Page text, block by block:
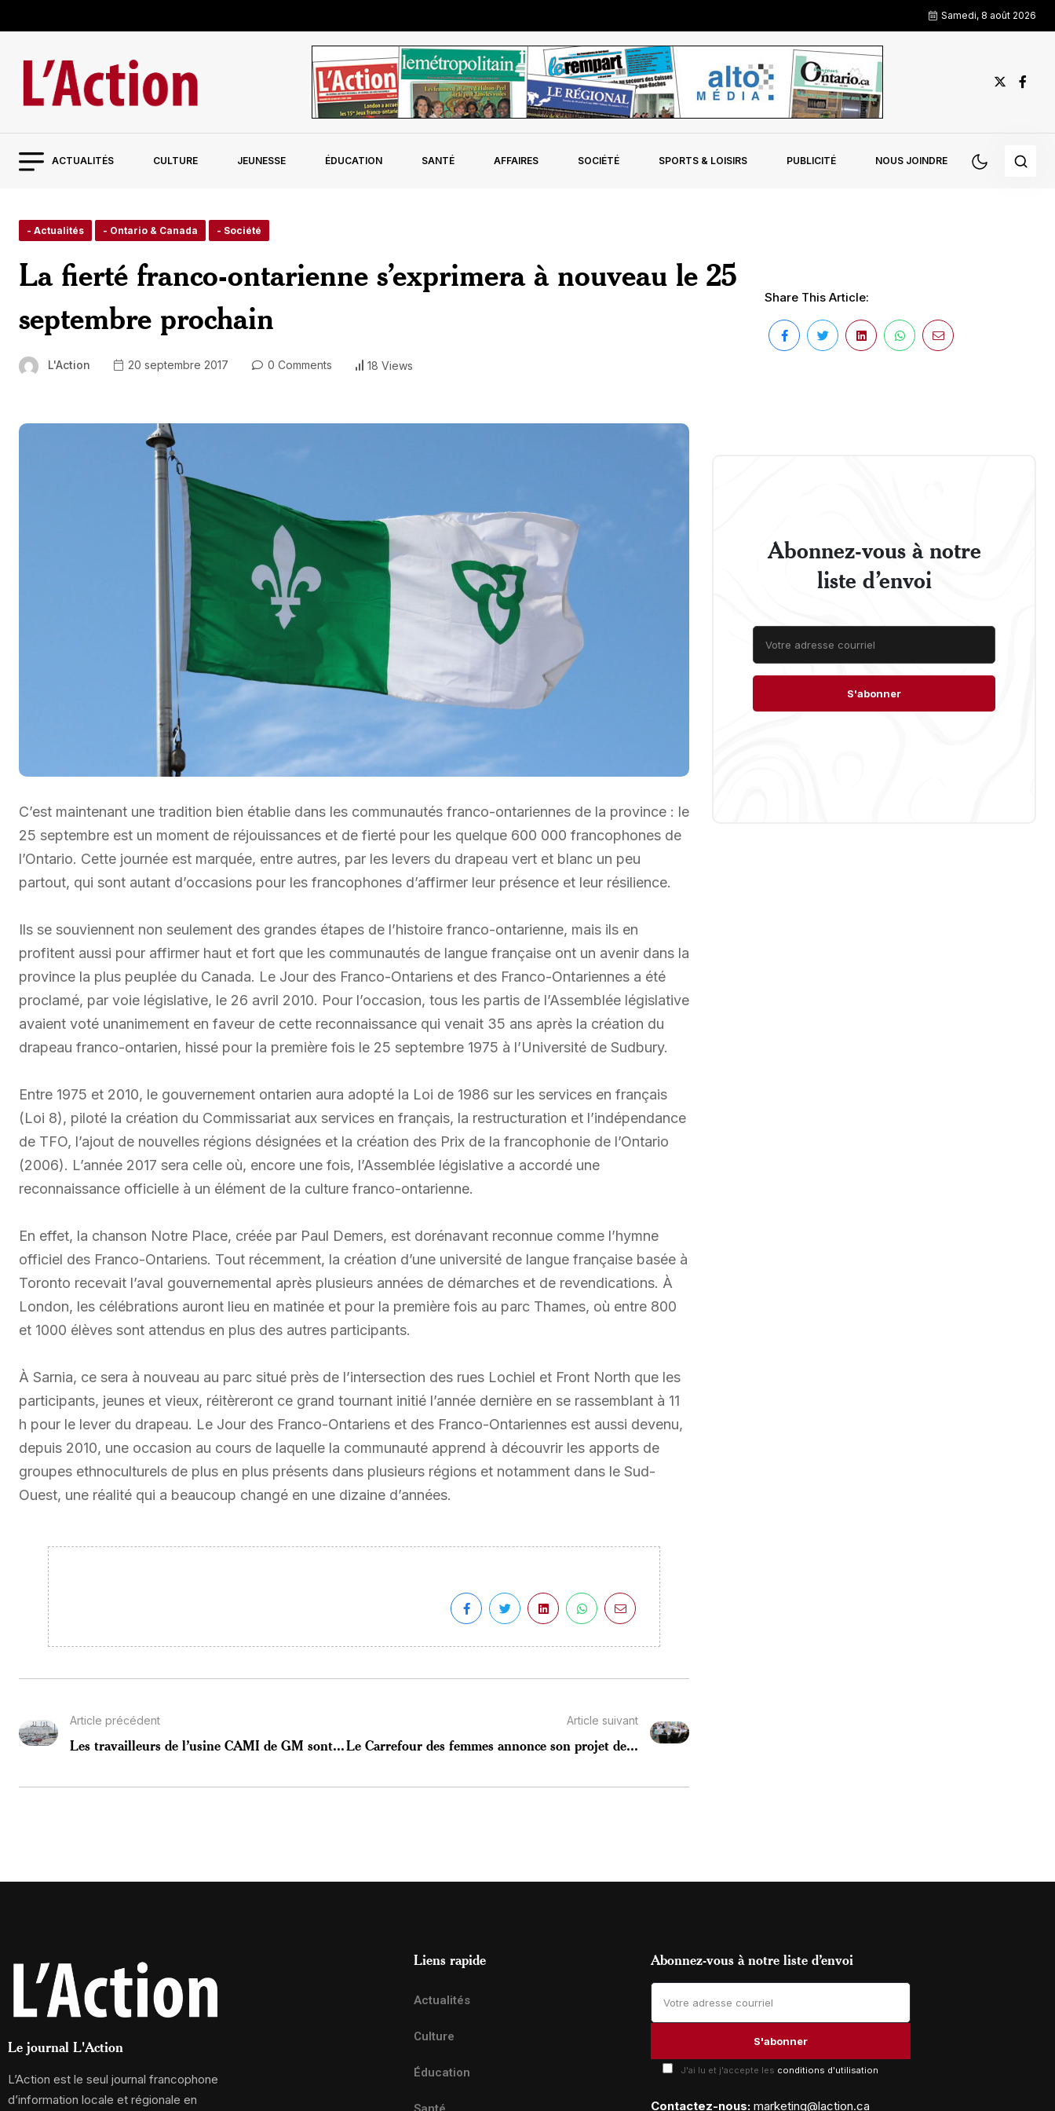
Samedi, 8 août 2026
ACTUALITÉS CULTURE JEUNESSE ÉDUCATION SANTÉ AFFAIRES SOCIÉTÉ SPORTS & LOISIRS PUBLICITÉ NOUS JOINDRE
- Actualités - Ontario & Canada - Société
La fierté franco-ontarienne s’exprimera à nouveau le 25
septembre prochain
L'Action 20 septembre 2017 0 Comments 18 Views
Share This Article:
C’est maintenant une tradition bien établie dans les communautés franco-ontariennes de la province : le
25 septembre est un moment de réjouissances et de fierté pour les quelque 600 000 francophones de
l’Ontario. Cette journée est marquée, entre autres, par les levers du drapeau vert et blanc un peu
partout, qui sont autant d’occasions pour les francophones d’affirmer leur présence et leur résilience.
Ils se souviennent non seulement des grandes étapes de l’histoire franco-ontarienne, mais ils en
profitent aussi pour affirmer haut et fort que les communautés de langue française ont un avenir dans la
province la plus peuplée du Canada. Le Jour des Franco-Ontariens et des Franco-Ontariennes a été
proclamé, par voie législative, le 26 avril 2010. Pour l’occasion, tous les partis de l’Assemblée législative
avaient voté unanimement en faveur de cette reconnaissance qui venait 35 ans après la création du
drapeau franco-ontarien, hissé pour la première fois le 25 septembre 1975 à l’Université de Sudbury.
Entre 1975 et 2010, le gouvernement ontarien aura adopté la Loi de 1986 sur les services en français
(Loi 8), piloté la création du Commissariat aux services en français, la restructuration et l’indépendance
de TFO, l’ajout de nouvelles régions désignées et la création des Prix de la francophonie de l’Ontario
(2006). L’année 2017 sera celle où, encore une fois, l’Assemblée législative a accordé une
reconnaissance officielle à un élément de la culture franco-ontarienne.
En effet, la chanson Notre Place, créée par Paul Demers, est dorénavant reconnue comme l’hymne
officiel des Franco-Ontariens. Tout récemment, la création d’une université de langue française basée à
Toronto recevait l’aval gouvernemental après plusieurs années de démarches et de revendications. À
London, les célébrations auront lieu en matinée et pour la première fois au parc Thames, où entre 800
et 1000 élèves sont attendus en plus des autres participants.
À Sarnia, ce sera à nouveau au parc situé près de l’intersection des rues Lochiel et Front North que les
participants, jeunes et vieux, réitèreront ce grand tournant initié l’année dernière en se rassemblant à 11
h pour le lever du drapeau. Le Jour des Franco-Ontariens et des Franco-Ontariennes est aussi devenu,
depuis 2010, une occasion au cours de laquelle la communauté apprend à découvrir les apports de
groupes ethnoculturels de plus en plus présents dans plusieurs régions et notamment dans le Sud-
Ouest, une réalité qui a beaucoup changé en une dizaine d’années.
Article précédent
Les travailleurs de l’usine CAMI de GM sont...
Article suivant
Le Carrefour des femmes annonce son projet de...
Abonnez-vous à notre
liste d’envoi
Le journal L'Action
L’Action est le seul journal francophone
d’information locale et régionale en
Liens rapide
Actualités
Culture
Éducation
Abonnez-vous à notre liste d’envoi
J'ai lu et j'accepte les conditions d'utilisation
Contactez-nous: marketing@laction.ca